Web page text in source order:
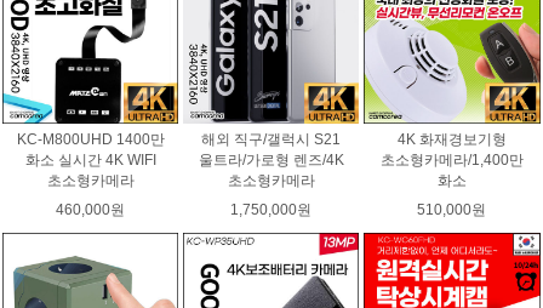
KC-M800UHD 1400만
화소 실시간 4K WIFI
초소형카메라
460,000원
해외 직구/갤럭시 S21
울트라/가로형 렌즈/4K
초소형카메라
1,750,000원
4K 화재경보기형
초소형카메라/1,400만
화소
510,000원